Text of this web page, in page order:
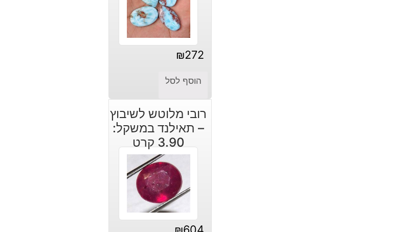
₪272
הוסף לסל
רובי מלוטש לשיבוץ
– תאילנד במשקל:
3.90 קרט